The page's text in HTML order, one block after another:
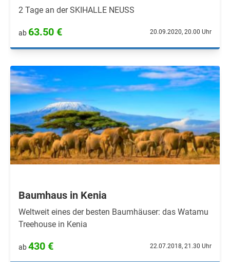
2 Tage an der SKIHALLE NEUSS
ab 63.50 € 20.09.2020, 20.00 Uhr
Baumhaus in Kenia
Weltweit eines der besten Baumhäuser: das Watamu
Treehouse in Kenia
ab430 € 22.07.2018, 21.30 Uhr